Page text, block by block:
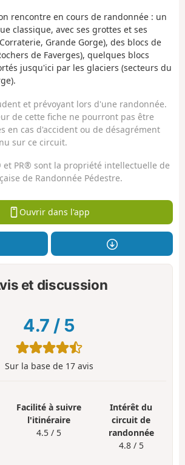
rencontre en cours de randonnée : un
classique, avec ses grottes et ses
Grande Gorge), des blocs de
de Faverges), quelques blocs
jusqu'ici par les glaciers (secteurs du
et prévoyant lors d'une randonnée.
de cette fiche ne pourront pas être
en cas d'accident ou de désagrément
sur ce circuit.
et PR® sont la propriété intellectuelle de
de Randonnée Pédestre.
Ouvrir dans l'app
et discussion
4.7 / 5
Sur la base de 17 avis
Facilité à suivre
l'itinéraire
4.5 / 5
Intérêt du
circuit de
randonnée
4.8 / 5